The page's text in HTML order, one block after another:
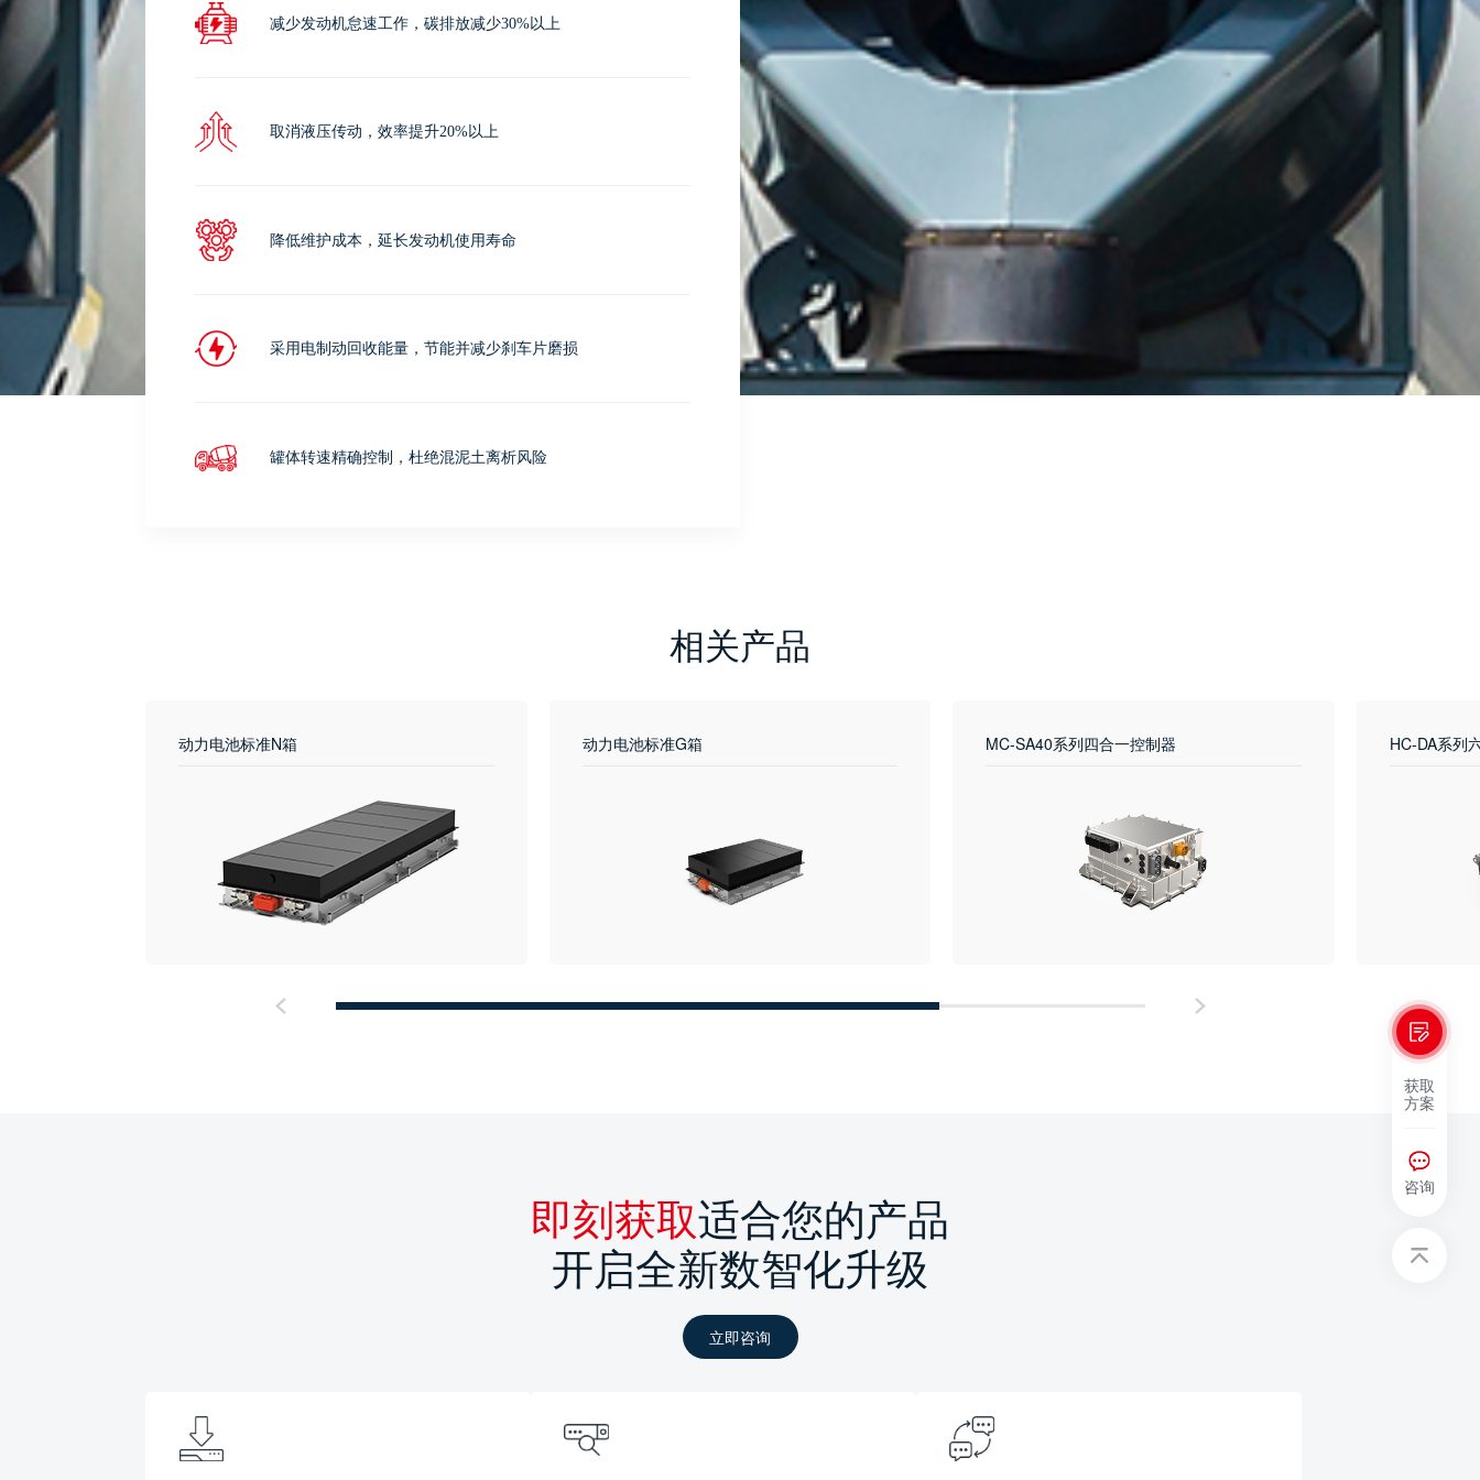
减少发动机怠速工作，碳排放减少30%以上
取消液压传动，效率提升20%以上
降低维护成本，延长发动机使用寿命
采用电制动回收能量，节能并减少刹车片磨损
罐体转速精确控制，杜绝混泥土离析风险
相关产品
动力电池标准N箱 动力电池标准G箱 MC-SA40系列四合一控制器 HC-DA系列
即刻获取适合您的产品
开启全新数智化升级
立即咨询
获取
方案
咨询